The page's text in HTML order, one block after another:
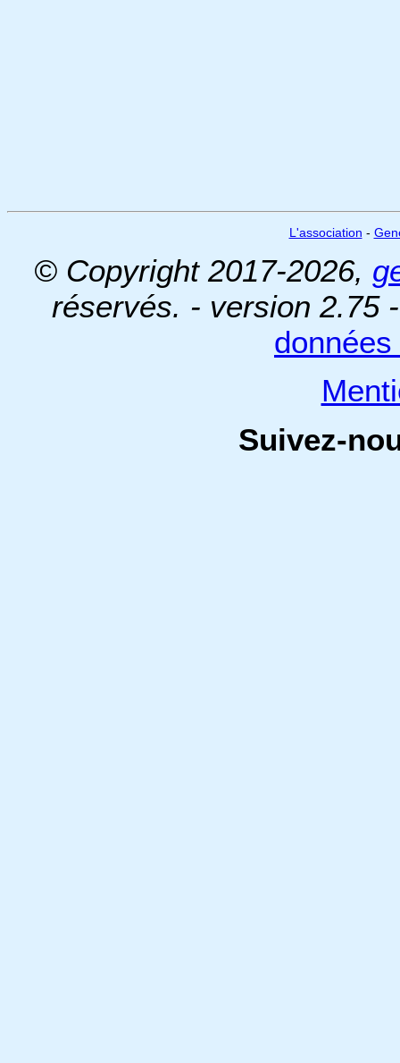
L'association -
© Copyright 2017-2026,
réservés. - version 2.75
Suivez-